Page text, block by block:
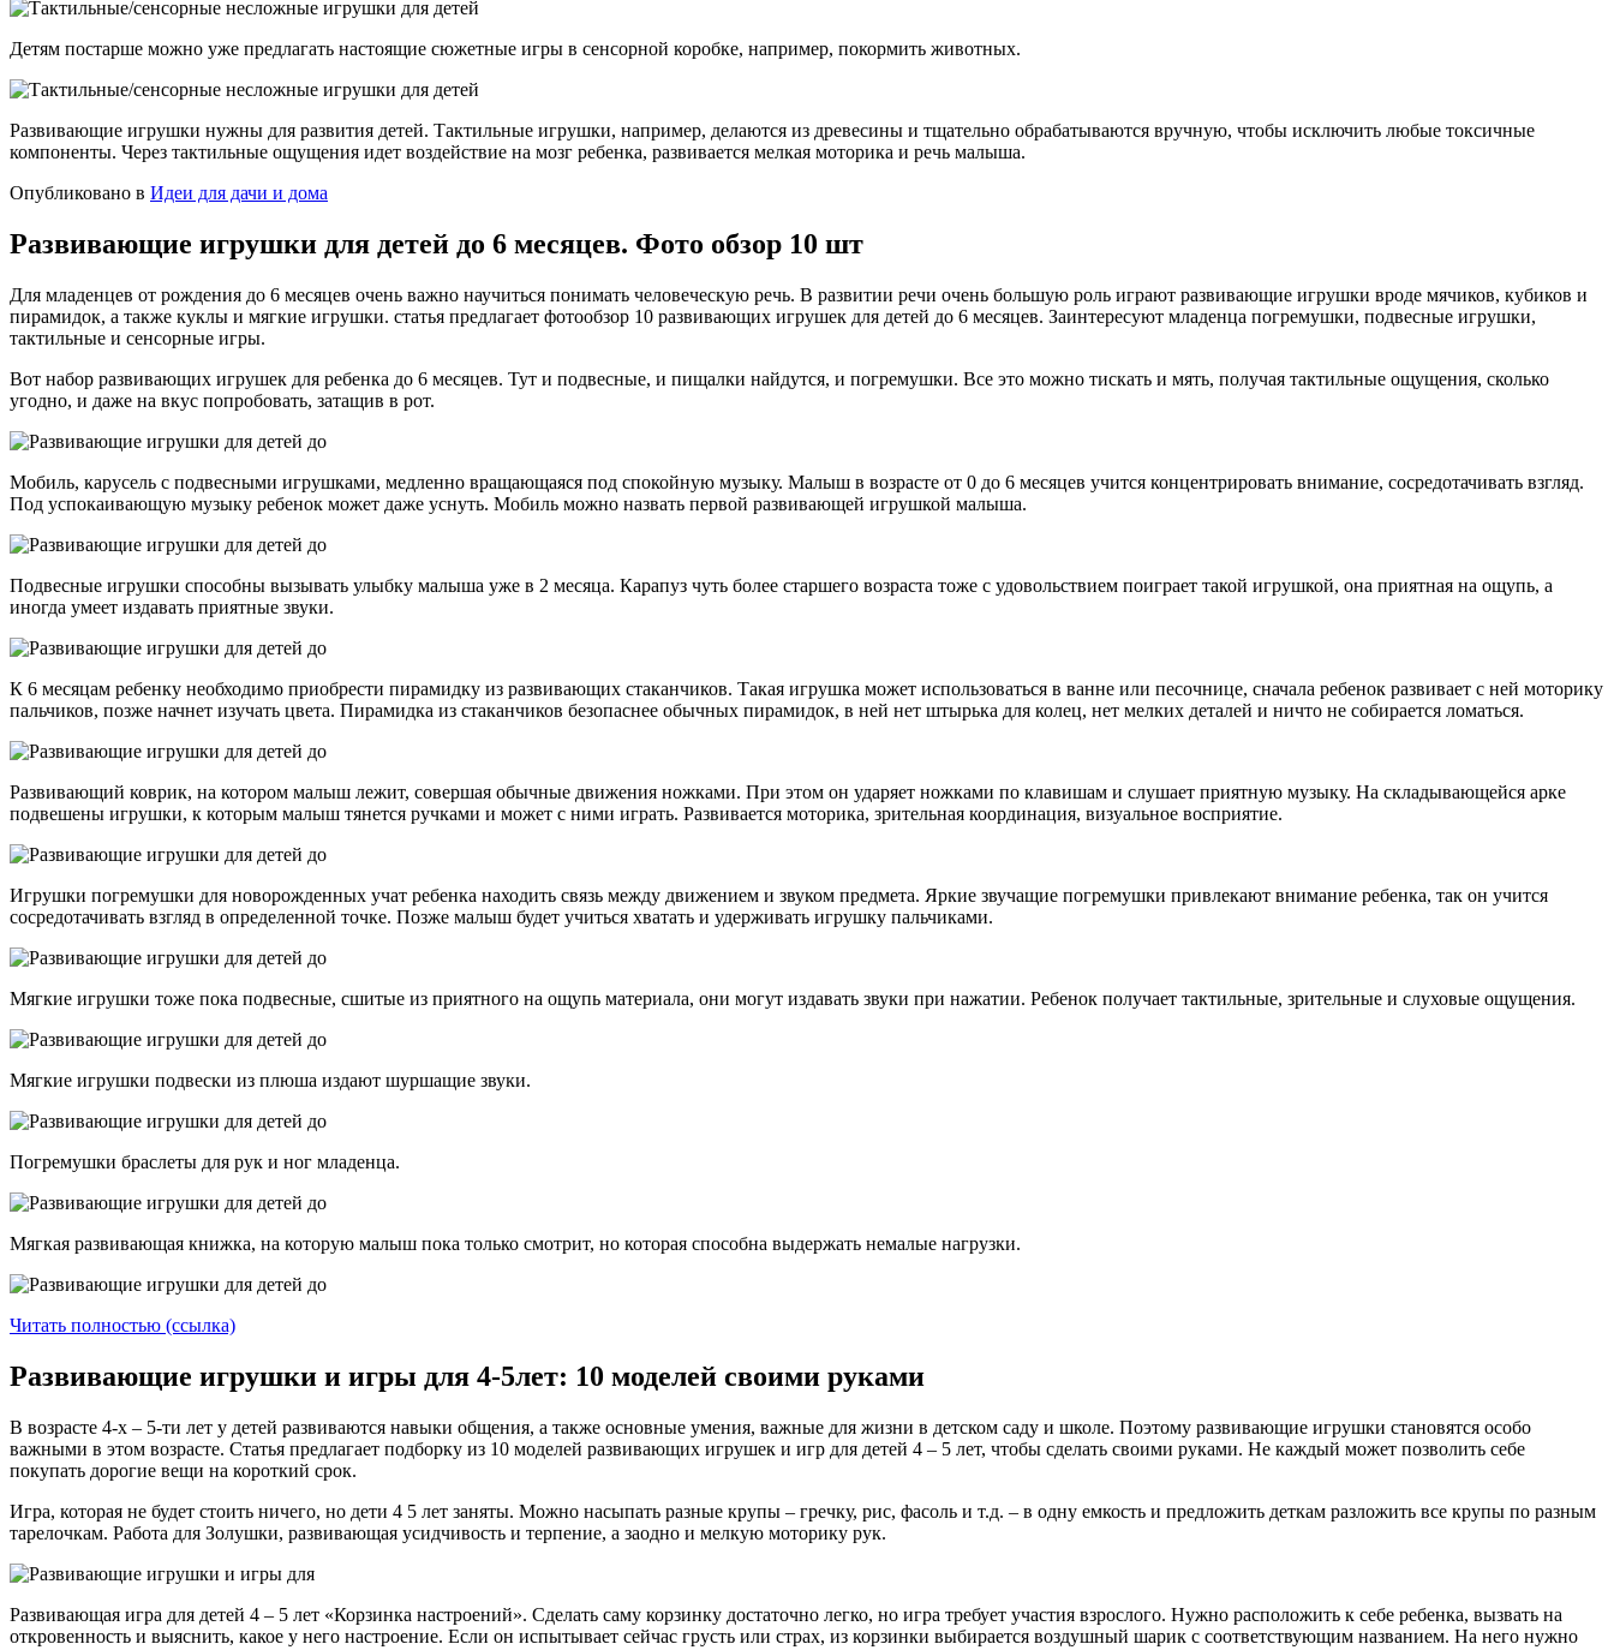
Детям постарше можно уже предлагать настоящие сюжетные игры в сенсорной коробке, например, покормить животных.
Развивающие игрушки нужны для развития детей. Тактильные игрушки, например, делаются из древесины и тщательно обрабатываются вручную, чтобы исключить любые токсичные
компоненты. Через тактильные ощущения идет воздействие на мозг ребенка, развивается мелкая моторика и речь малыша.
Опубликовано в Идеи для дачи и дома
Развивающие игрушки для детей до 6 месяцев. Фото обзор 10 шт
Для младенцев от рождения до 6 месяцев очень важно научиться понимать человеческую речь. В развитии речи очень большую роль играют развивающие игрушки вроде мячиков, кубиков и
пирамидок, а также куклы и мягкие игрушки. статья предлагает фотообзор 10 развивающих игрушек для детей до 6 месяцев. Заинтересуют младенца погремушки, подвесные игрушки,
тактильные и сенсорные игры.
Вот набор развивающих игрушек для ребенка до 6 месяцев. Тут и подвесные, и пищалки найдутся, и погремушки. Все это можно тискать и мять, получая тактильные ощущения, сколько
угодно, и даже на вкус попробовать, затащив в рот.
Мобиль, карусель с подвесными игрушками, медленно вращающаяся под спокойную музыку. Малыш в возрасте от 0 до 6 месяцев учится концентрировать внимание, сосредотачивать взгляд.
Под успокаивающую музыку ребенок может даже уснуть. Мобиль можно назвать первой развивающей игрушкой малыша.
Подвесные игрушки способны вызывать улыбку малыша уже в 2 месяца. Карапуз чуть более старшего возраста тоже с удовольствием поиграет такой игрушкой, она приятная на ощупь, а
иногда умеет издавать приятные звуки.
К 6 месяцам ребенку необходимо приобрести пирамидку из развивающих стаканчиков. Такая игрушка может использоваться в ванне или песочнице, сначала ребенок развивает с ней моторику
пальчиков, позже начнет изучать цвета. Пирамидка из стаканчиков безопаснее обычных пирамидок, в ней нет штырька для колец, нет мелких деталей и ничто не собирается ломаться.
Развивающий коврик, на котором малыш лежит, совершая обычные движения ножками. При этом он ударяет ножками по клавишам и слушает приятную музыку. На складывающейся арке
подвешены игрушки, к которым малыш тянется ручками и может с ними играть. Развивается моторика, зрительная координация, визуальное восприятие.
Игрушки погремушки для новорожденных учат ребенка находить связь между движением и звуком предмета. Яркие звучащие погремушки привлекают внимание ребенка, так он учится
сосредотачивать взгляд в определенной точке. Позже малыш будет учиться хватать и удерживать игрушку пальчиками.
Мягкие игрушки тоже пока подвесные, сшитые из приятного на ощупь материала, они могут издавать звуки при нажатии. Ребенок получает тактильные, зрительные и слуховые ощущения.
Мягкие игрушки подвески из плюша издают шуршащие звуки.
Погремушки браслеты для рук и ног младенца.
Мягкая развивающая книжка, на которую малыш пока только смотрит, но которая способна выдержать немалые нагрузки.
Читать полностью (ссылка)
Развивающие игрушки и игры для 4-5лет: 10 моделей своими руками
В возрасте 4-х – 5-ти лет у детей развиваются навыки общения, а также основные умения, важные для жизни в детском саду и школе. Поэтому развивающие игрушки становятся особо
важными в этом возрасте. Статья предлагает подборку из 10 моделей развивающих игрушек и игр для детей 4 – 5 лет, чтобы сделать своими руками. Не каждый может позволить себе
покупать дорогие вещи на короткий срок.
Игра, которая не будет стоить ничего, но дети 4 5 лет заняты. Можно насыпать разные крупы – гречку, рис, фасоль и т.д. – в одну емкость и предложить деткам разложить все крупы по разным
тарелочкам. Работа для Золушки, развивающая усидчивость и терпение, а заодно и мелкую моторику рук.
Развивающая игра для детей 4 – 5 лет «Корзинка настроений». Сделать саму корзинку достаточно легко, но игра требует участия взрослого. Нужно расположить к себе ребенка, вызвать на
откровенность и выяснить, какое у него настроение. Если он испытывает сейчас грусть или страх, из корзинки выбирается воздушный шарик с соответствующим названием. На него нужно